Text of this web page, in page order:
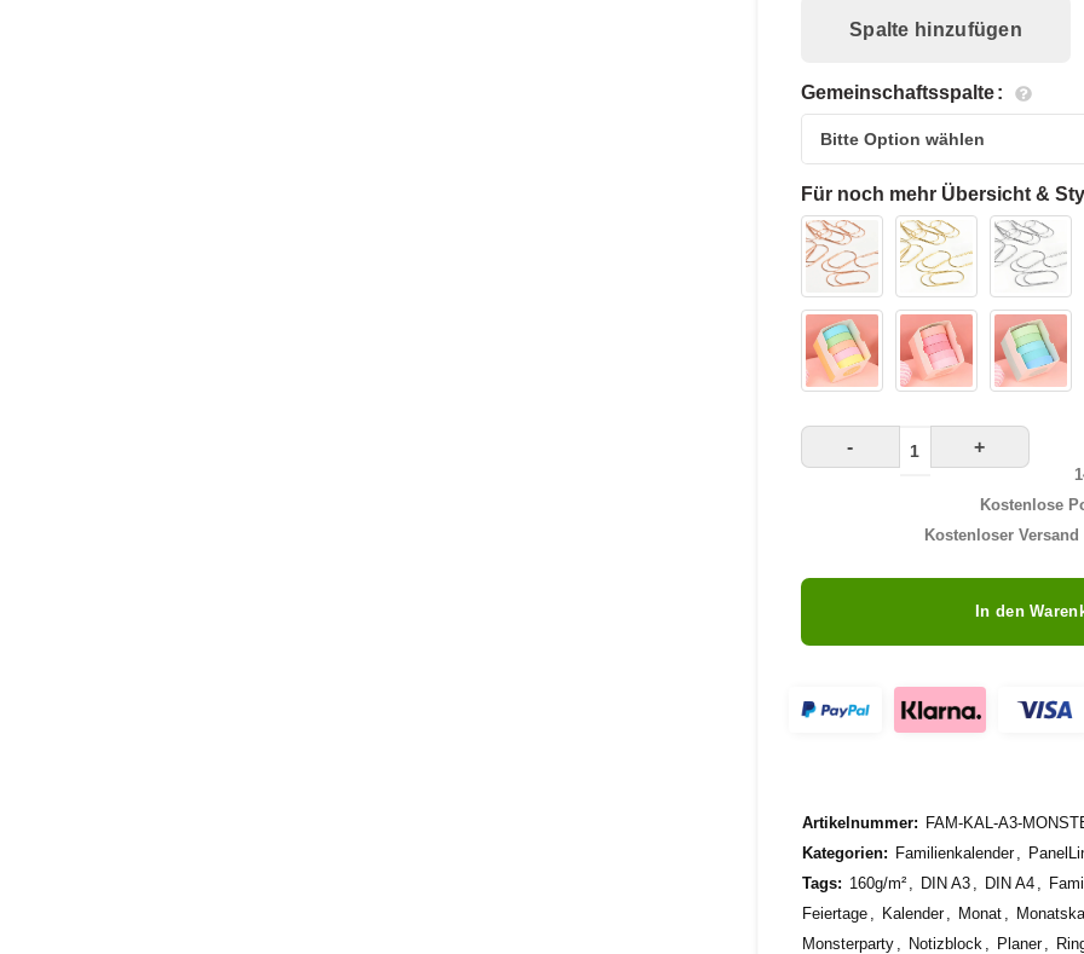
Spalte hinzufügen
Gemeinschaftsspalte
Für noch mehr Übersicht &
- +
Kostenlose
Kostenloser
In den
Artikelnummer: FAM-KAL-A3-
Kategorien: Familienkalender
Tags: 160g/m² DIN A3 DIN A4
Feiertage
Kalender Monat
Monsterparty
Notizblock Planer